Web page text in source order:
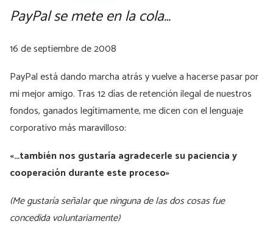
PayPal se mete en la cola…
16 de septiembre de 2008
PayPal está dando marcha atrás y vuelve a hacerse pasar por
mi mejor amigo. Tras 12 días de retención ilegal de nuestros
fondos, ganados legítimamente, me dicen con el lenguaje
corporativo más maravilloso:
«…también nos gustaría agradecerle su paciencia y
cooperación durante este proceso»
(Me gustaría señalar que ninguna de las dos cosas fue
concedida voluntariamente)